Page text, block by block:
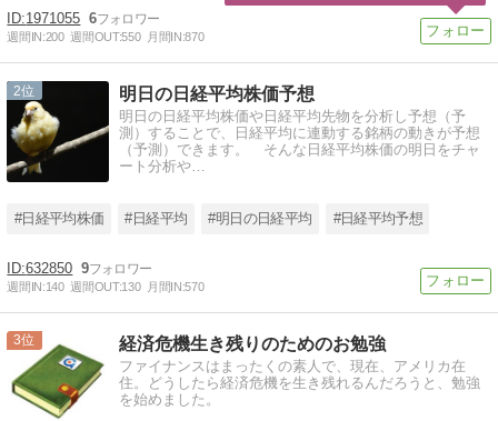
1971055 6
週間IN:200 週間OUT:550 月間IN:870
2 明日の日経平均株価予想
明日の日経平均株価や日経平均先物を分析し予想（予
測）することで、日経平均に連動する銘柄の動きが予想
（予測）できます。 そんな日経平均株価の明日をチャ
ート分析や…
#日経平均株価 #日経平均 #明日の日経平均 #日経平均予想
632850 9
週間IN:140 週間OUT:130 月間IN:570
3 経済危機生き残りのためのお勉強
ファイナンスはまったくの素人で、現在、アメリカ在
住。どうしたら経済危機を生き残れるんだろうと、勉強
を始めました。